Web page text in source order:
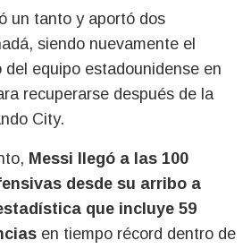
un tanto y aportó dos
siendo nuevamente el
equipo estadounidense en
recuperarse después de la
City.
Messi llegó a las 100
desde su arribo a
que incluye 59
en tiempo récord dentro de